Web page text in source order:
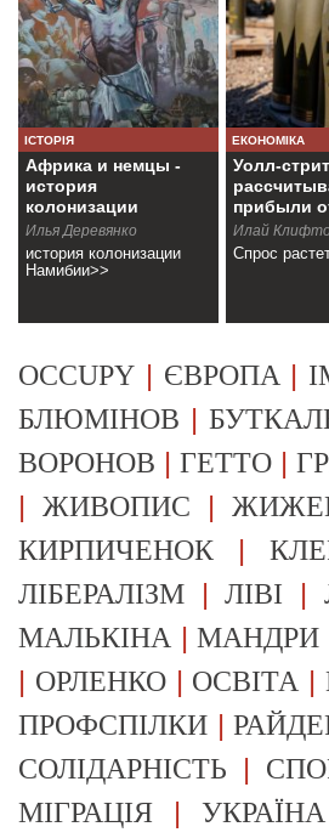
ІСТОРІЯ
Африка и немцы -
история
колонизации
Намибии
Илья Деревянко
история колонизации
Намибии>>
ЕКОНОМІКА
Уолл-стрит
прибыли
Илай
Спрос
OCCUPY | ЄВРОПА |
БЛЮМІНОВ |
ВОРОНОВ |ГЕТТО |
|ЖИВОПИС |
КИРПИЧЕНОК |
ЛІБЕРАЛІЗМ |ЛІВІ |
МАЛЬКІНА |МАНДРИ
| ОРЛЕНКО| ОСВІТА |
ПРОФСПІЛКИ |
СОЛІДАРНІСТЬ |
МІГРАЦІЯ | УКРАЇНА